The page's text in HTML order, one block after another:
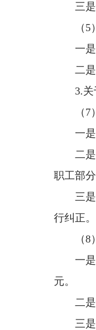
三
（
一
二
3.
（
一
二
职工部
三
行纠正。
（
一
元。
二
三